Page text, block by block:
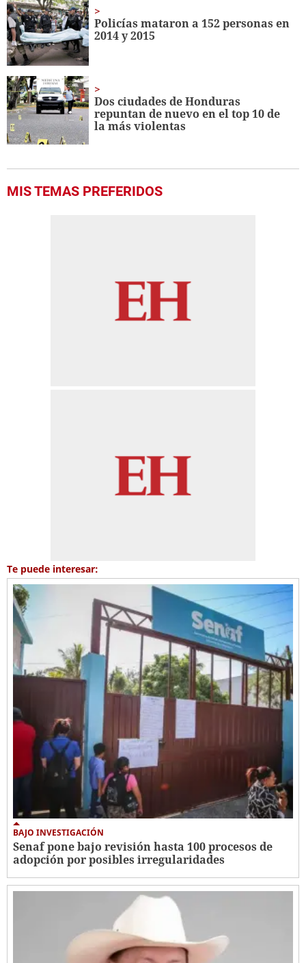
Policías mataron a 152 personas en
2014 y 2015
Dos ciudades de Honduras
repuntan de nuevo en el top 10 de
la más violentas
MIS TEMAS PREFERIDOS
Te puede interesar:
BAJO INVESTIGACIÓN
Senaf pone bajo revisión hasta 100 procesos de
adopción por posibles irregularidades